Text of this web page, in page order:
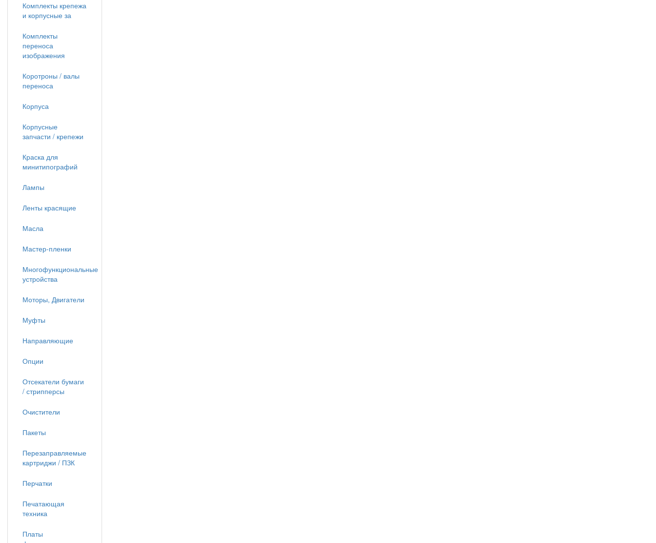
Комплекты крепежа
и корпусные за
Комплекты
переноса
изображения
Коротроны / валы
переноса
Корпуса
Корпусные
запчасти / крепежи
Краска для
минитипографий
Лампы
Ленты красящие
Масла
Мастер-пленки
Многофункциональные
устройства
Моторы, Двигатели
Муфты
Направляющие
Опции
Отсекатели бумаги
/ стрипперсы
Очистители
Пакеты
Перезаправляемые
картриджи / ПЗК
Перчатки
Печатающая
техника
Платы